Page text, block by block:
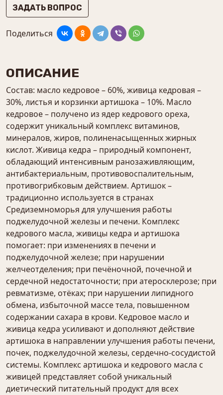
ЗАДАТЬ ВОПРОС
Поделиться
ОПИСАНИЕ
Состав: масло кедровое – 60%, живица кедровая –
30%, листья и корзинки артишока – 10%. Масло
кедровое – получено из ядер кедрового ореха,
содержит уникальный комплекс витаминов,
минералов, жиров, полиненасыщенных жирных
кислот. Живица кедра – природный компонент,
обладающий интенсивным ранозаживляющим,
антибактериальным, противовоспалительным,
противогрибковым действием. Артишок –
традиционно используется в странах
Средиземноморья для улучшения работы
поджелудочной железы и печени. Комплекс
кедрового масла, живицы кедра и артишока
помогает: при изменениях в печени и
поджелудочной железе; при нарушении
желчеотделения; при печёночной, почечной и
сердечной недостаточности; при атеросклерозе; при
ревматизме, отёках; при нарушении липидного
обмена, избыточной массе тела, повышенном
содержании сахара в крови. Кедровое масло и
живица кедра усиливают и дополняют действие
артишока в направлении улучшения работы печени,
почек, поджелудочной железы, сердечно-сосудистой
системы. Комплекс артишока и кедрового масла с
живицей представляет собой уникальный
диетический питательный продукт для всех